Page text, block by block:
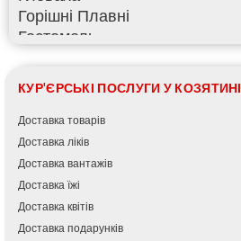
КУР'ЄРСЬКІ ПОСЛУГИ У КОЗЯТИНІ
Доставка товарів
Доставка ліків
Доставка вантажів
Доставка їжі
Доставка квітів
Доставка подарунків
Горішні Плавні
Гостомель
Херсон
Хмельницький
Хмільник
Ірпінь
Івано-Франківськ
Ізмаїл
Кагарлик
Калуш